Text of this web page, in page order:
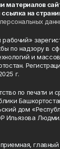
материалов
ссылка на
по надзору в
и
г.
по печати и
дом
Ильязова
главный